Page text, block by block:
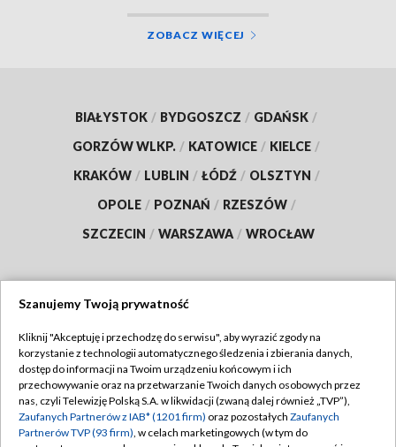
ZOBACZ WIĘCEJ
BIAŁYSTOK / BYDGOSZCZ / GDAŃSK /
GORZÓW WLKP. / KATOWICE / KIELCE /
KRAKÓW / LUBLIN / ŁÓDŹ / OLSZTYN /
OPOLE / POZNAŃ / RZESZÓW /
SZCZECIN / WARSZAWA / WROCŁAW
TVP
Abonament TVP
Emisja w TVP
Centrum informacji TVP
Regulamin TVP
Polityka prywatności
Szanujemy Twoją prywatność
Kliknij "Akceptuję i przechodzę do serwisu", aby wyrazić zgody na
korzystanie z technologii automatycznego śledzenia i zbierania danych,
dostęp do informacji na Twoim urządzeniu końcowym i ich
przechowywanie oraz na przetwarzanie Twoich danych osobowych przez
nas, czyli Telewizję Polską S.A. w likwidacji (zwaną dalej również „TVP”),
Zaufanych Partnerów z IAB* (1201 firm) oraz pozostałych Zaufanych
Partnerów TVP (93 firm), w celach marketingowych (w tym do